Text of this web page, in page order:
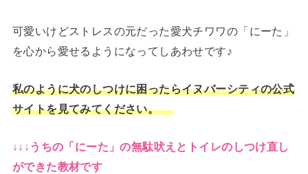
可愛いけどストレスの元だった愛犬チワワの「にーた」
を心から愛せるようになってしあわせです♪
私のように犬のしつけに困ったらイヌバーシティの公式
サイトを見てみてください。
↓↓↓うちの「にーた」の無駄吠えとトイレのしつけ直し
ができた教材です